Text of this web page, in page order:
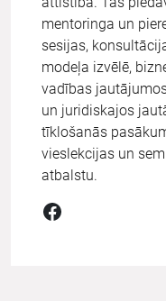
mentoringa un
sesijas,
modeļa izvēlē,
vadības
un juridiskajos
tīklošanās
vieslekcijas un
atbalstu.
Facebook